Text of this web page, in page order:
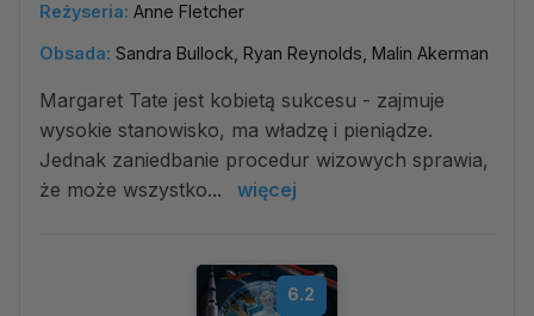
Reżyseria: Anne Fletcher
Obsada: Sandra Bullock, Ryan Reynolds, Malin Akerman
Margaret Tate jest kobietą sukcesu - zajmuje
wysokie stanowisko, ma władzę i pieniądze.
Jednak zaniedbanie procedur wizowych sprawia,
że może wszystko...
więcej
6.2